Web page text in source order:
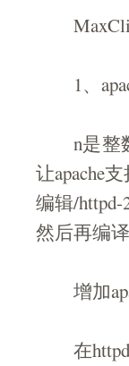
1、
n是整数
让apache
编辑/httpd-
然后再编译
增加
在